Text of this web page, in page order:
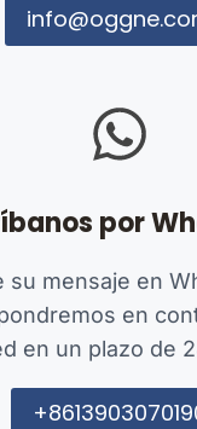
por
su mensaje en
en
en un plazo de